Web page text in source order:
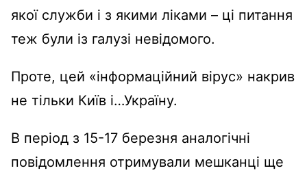
якої служби і з якими ліками – ці питання
теж були із галузі невідомого.
Проте, цей «інформаційний вірус» накрив
не тільки Київ і…Україну.
В період з 15-17 березня аналогічні
повідомлення отримували мешканці ще